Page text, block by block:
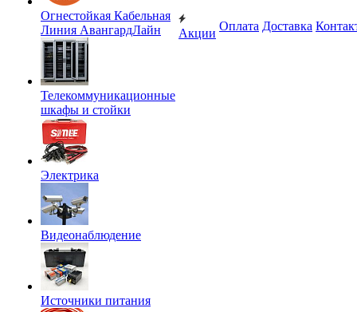
Огнестойкая Кабельная
Линия АвангардЛайн
Телекоммуникационные
шкафы и стойки
Электрика
Видеонаблюдение
Источники питания
Акции
Оплата Доставка